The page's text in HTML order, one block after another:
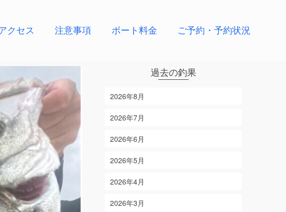
クセス 注意事項 ボート料金 ご予約・予約状況
過去の釣果
2026年8月
2026年7月
2026年6月
2026年5月
2026年4月
2026年3月